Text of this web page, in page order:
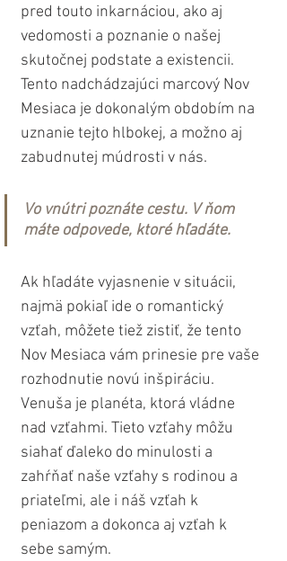
pred touto inkarnáciou, ako aj
vedomosti a poznanie o našej
skutočnej podstate a existencii.
Tento nadchádzajúci marcový Nov
Mesiaca je dokonalým obdobím na
uznanie tejto hlbokej, a možno aj
zabudnutej múdrosti v nás.
Vo vnútri poznáte cestu. V ňom
máte odpovede, ktoré hľadáte.
Ak hľadáte vyjasnenie v situácii,
najmä pokiaľ ide o romantický
vzťah, môžete tiež zistiť, že tento
Nov Mesiaca vám prinesie pre vaše
rozhodnutie novú inšpiráciu.
Venuša je planéta, ktorá vládne
nad vzťahmi. Tieto vzťahy môžu
siahať ďaleko do minulosti a
zahŕňať naše vzťahy s rodinou a
priateľmi, ale i náš vzťah k
peniazom a dokonca aj vzťah k
sebe samým.